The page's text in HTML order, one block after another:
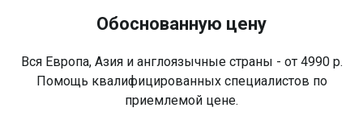
Обоснованную цену
Вся Европа, Азия и англоязычные страны - от 4990 р.
Помощь квалифицированных специалистов по
приемлемой цене.